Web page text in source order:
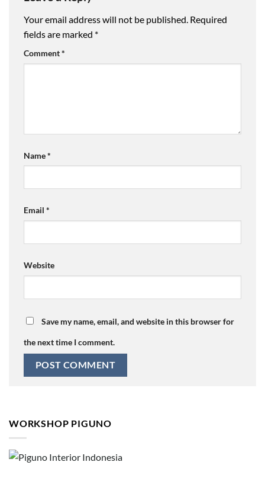
Your email address will not be published. Required
fields are marked *
Comment*
Name*
Email *
Website
Save my name, email, and website in this browser for
the next time I comment.
WORKSHOP PIGUNO